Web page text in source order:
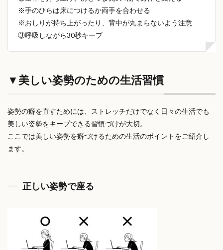
※手のひらは床につけるか両手を合わせる
※おしりが持ち上がったり、背中が丸まらないよう注意
③呼吸しながら30秒キープ
▼美しい姿勢のための生活習慣
姿勢の癖を直すためには、ストレッチだけでなく日々の生活でも
美しい姿勢をキープできる習慣づけが大切。
ここでは美しい姿勢を癖づけるための生活のポイントをご紹介し
ます。
正しい姿勢で座る